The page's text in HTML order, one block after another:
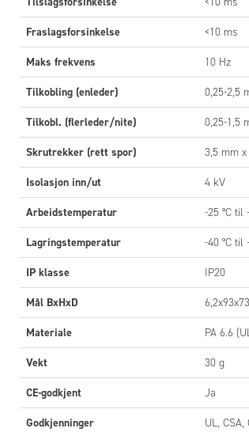
Fraslagsforsinkelse <10 ms
Maks frekvens 10 Hz
Tilkobling (enleder) 0,25-2,5
Tilkobl. (flerleder/nite) 0,25-1,5
Skrutrekker (rett spor) 3,5 mm
Isolasjon inn/ut 4 kV
Arbeidstemperatur -25 °C til
Lagringstemperatur -40 °C til
IP klasse IP20
Mål BxHxD
Materiale PA 6.6
Vekt 30 g
CE-godkjent Ja
Godkjenninger UL, CSA,